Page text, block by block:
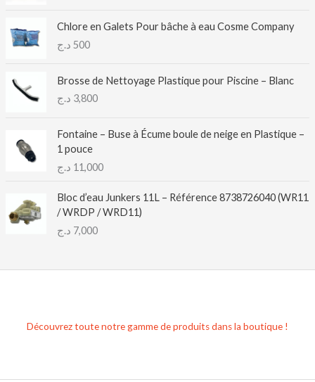
Chlore en Galets Pour bâche à eau Cosme Company
500 د.ج
Brosse de Nettoyage Plastique pour Piscine – Blanc
3,800 د.ج
Fontaine – Buse à Écume boule de neige en Plastique –
1 pouce
11,000 د.ج
Bloc d’eau Junkers 11L – Référence 8738726040 (WR11
/ WRDP / WRD11)
7,000 د.ج
Découvrez toute notre gamme de produits dans la boutique !